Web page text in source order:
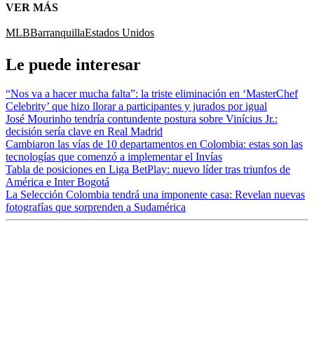
VER MÁS
MLBBarranquillaEstados Unidos
Le puede interesar
“Nos va a hacer mucha falta”: la triste eliminación en ‘MasterChef
Celebrity’ que hizo llorar a participantes y jurados por igual
José Mourinho tendría contundente postura sobre Vinícius Jr.:
decisión sería clave en Real Madrid
Cambiaron las vías de 10 departamentos en Colombia: estas son las
tecnologías que comenzó a implementar el Invías
Tabla de posiciones en Liga BetPlay: nuevo líder tras triunfos de
América e Inter Bogotá
La Selección Colombia tendrá una imponente casa: Revelan nuevas
fotografías que sorprenden a Sudamérica